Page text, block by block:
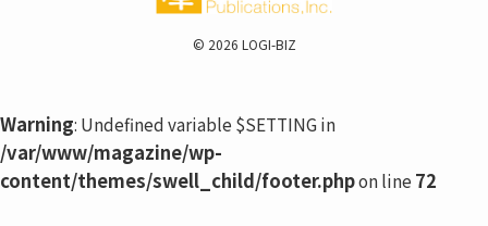
© 2026 LOGI-BIZ
Warning: Undefined variable $SETTING in
/var/www/magazine/wp-
content/themes/swell_child/footer.phpon line 72